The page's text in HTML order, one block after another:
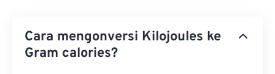
Cara mengonversi Kilojoules ke
Gram calories?